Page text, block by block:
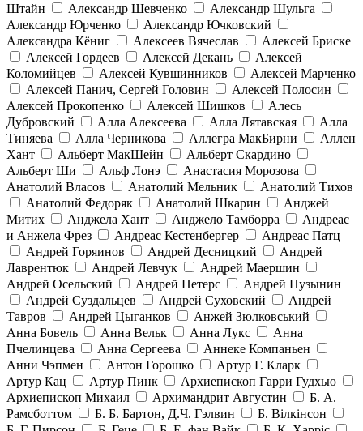
Штайн
Александр Шевченко
Александр Шульга
Александр Юрченко
Александр Ючковский
Александра Кёниг
Алексеев Вячеслав
Алексей Бриске
Алексей Гордеев
Алексей Декань
Алексей
Коломийцев
Алексей Кувшинников
Алексей Марченко
Алексей Панич, Сергей Головин
Алексей Полосин
Алексей Прокопенко
Алексей Шишков
Алесь
Дубровский
Алла Алексеева Алла Лятавская
Алла
Тиняева
Алла Черникова Аллегра МакБирни
Аллен
Хант
Альберт МакШейн
Альберт Скардино
Альберт Ши
Альф Лонэ
Анастасия Морозова
Анатолий Власов
Анатолий Мельник
Анатолий Тихов
Анатолий Федоряк
Анатолий Шкарин
Анджей
Митих
Анджела Хант Анджело Тамборра
Андреас
и Анжела Фрез
Андреас Кестенбергер
Андреас Патц
Андрей Горяинов
Андрей Десницкий
Андрей
Лаврентюк
Андрей Левчук
Андрей Маершин
Андрей Осельский
Андрей Петерс
Андрей Пузынин
Андрей Суздальцев
Андрей Суховский
Андрей
Тавров
Андрей Цыганков
Анжей Зюлковський
Анна Бовель
Анна Вельк Анна Лукс
Анна
Пчелинцева
Анна Сергеева
Аннеке Компаньен
Анни Чэпмен
Антон Горошко
Артур Г. Кларк
Артур Кац
Артур Пинк
Архиепископ Гарри Гудхью
Архиепископ Михаил
Архимандрит Августин
Б. А.
Рамсботтом
Б. Б. Бартон, Д.Ч. Гэлвин
Б. Вілкінсон